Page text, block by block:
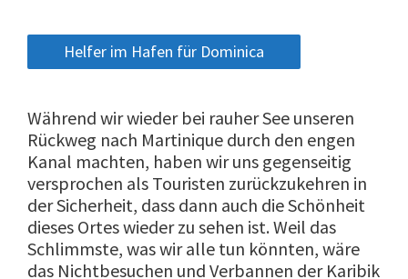
Helfer im Hafen für Dominica
Während wir wieder bei rauher See unseren
Rückweg nach Martinique durch den engen
Kanal machten, haben wir uns gegenseitig
versprochen als Touristen zurückzukehren in
der Sicherheit, dass dann auch die Schönheit
dieses Ortes wieder zu sehen ist. Weil das
Schlimmste, was wir alle tun könnten, wäre
das Nichtbesuchen und Verbannen der Karibik